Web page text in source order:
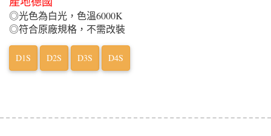
◎光色為白光，色溫6000K
◎符合原廠規格，不需改裝
D1S D2S D3S D4S